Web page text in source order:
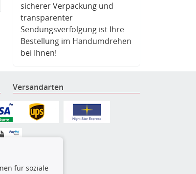
sicherer Verpackung und
transparenter
Sendungsverfolgung ist Ihre
Bestellung im Handumdrehen
bei Ihnen!
Versandarten
für soziale